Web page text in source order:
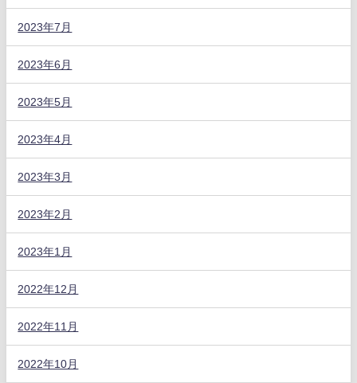
2023年7月
2023年6月
2023年5月
2023年4月
2023年3月
2023年2月
2023年1月
2022年12月
2022年11月
2022年10月